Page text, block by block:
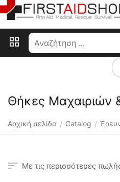
Θήκες Μαχαιριών
Αρχική σελίδα / Catalog /
Με τις περισσότερες